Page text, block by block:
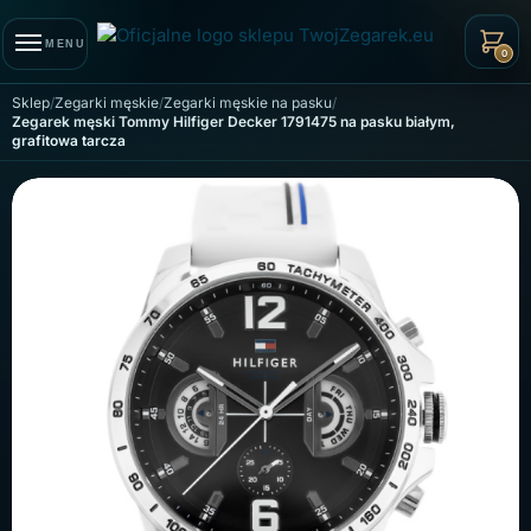
MENU
0
Sklep Zegarki męskie Zegarki męskie na pasku
Zegarek męski Tommy Hilfiger Decker 1791475 na pasku białym,
grafitowa tarcza